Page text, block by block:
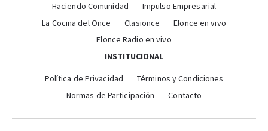
Haciendo Comunidad
Impulso Empresarial
La Cocina del Once
Clasionce
Elonce en vivo
Elonce Radio en vivo
INSTITUCIONAL
Política de Privacidad
Términos y Condiciones
Normas de Participación
Contacto